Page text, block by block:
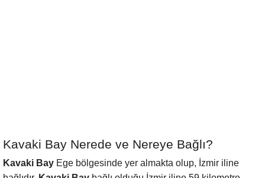
Kavaki Bay Nerede ve Nereye Bağlı?
Kavaki Bay Ege bölgesinde yer almakta olup, İzmir iline